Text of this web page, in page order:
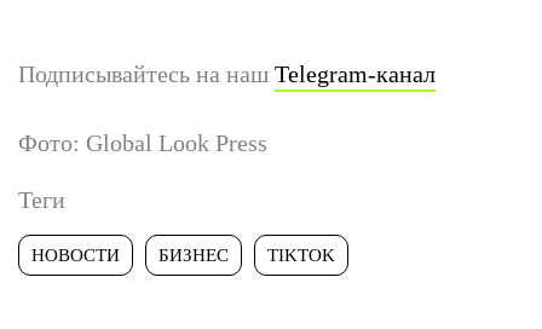
Подписывайтесь на наш Telegram-канал
Фото: Global Look Press
Теги
НОВОСТИ БИЗНЕС TIKTOK